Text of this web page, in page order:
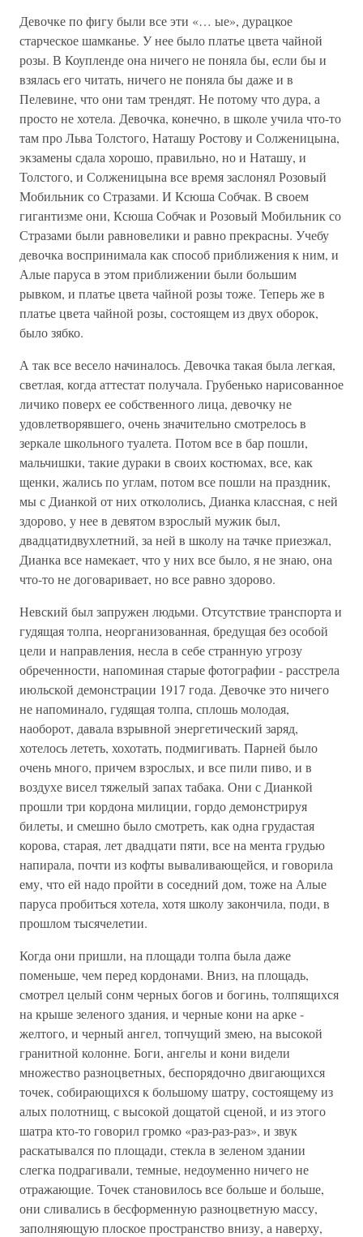
Девочке по фигу были все эти «… ые», дурацкое
старческое шамканье. У нее было платье цвета чайной
розы. В Коупленде она ничего не поняла бы, если бы и
взялась его читать, ничего не поняла бы даже и в
Пелевине, что они там трендят. Не потому что дура, а
просто не хотела. Девочка, конечно, в школе учила что-то
там про Льва Толстого, Наташу Ростову и Солженицына,
экзамены сдала хорошо, правильно, но и Наташу, и
Толстого, и Солженицына все время заслонял Розовый
Мобильник со Стразами. И Ксюша Собчак. В своем
гигантизме они, Ксюша Собчак и Розовый Мобильник со
Стразами были равновелики и равно прекрасны. Учебу
девочка воспринимала как способ приближения к ним, и
Алые паруса в этом приближении были большим
рывком, и платье цвета чайной розы тоже. Теперь же в
платье цвета чайной розы, состоящем из двух оборок,
было зябко.
А так все весело начиналось. Девочка такая была легкая,
светлая, когда аттестат получала. Грубенько нарисованное
личико поверх ее собственного лица, девочку не
удовлетворявшего, очень значительно смотрелось в
зеркале школьного туалета. Потом все в бар пошли,
мальчишки, такие дураки в своих костюмах, все, как
щенки, жались по углам, потом все пошли на праздник,
мы с Дианкой от них откололись, Дианка классная, с ней
здорово, у нее в девятом взрослый мужик был,
двадцатидвухлетний, за ней в школу на тачке приезжал,
Дианка все намекает, что у них все было, я не знаю, она
что-то не договаривает, но все равно здорово.
Невский был запружен людьми. Отсутствие транспорта и
гудящая толпа, неорганизованная, бредущая без особой
цели и направления, несла в себе странную угрозу
обреченности, напоминая старые фотографии - расстрела
июльской демонстрации 1917 года. Девочке это ничего
не напоминало, гудящая толпа, сплошь молодая,
наоборот, давала взрывной энергетический заряд,
хотелось лететь, хохотать, подмигивать. Парней было
очень много, причем взрослых, и все пили пиво, и в
воздухе висел тяжелый запах табака. Они с Дианкой
прошли три кордона милиции, гордо демонстрируя
билеты, и смешно было смотреть, как одна грудастая
корова, старая, лет двадцати пяти, все на мента грудью
напирала, почти из кофты вываливающейся, и говорила
ему, что ей надо пройти в соседний дом, тоже на Алые
паруса пробиться хотела, хотя школу закончила, поди, в
прошлом тысячелетии.
Когда они пришли, на площади толпа была даже
поменьше, чем перед кордонами. Вниз, на площадь,
смотрел целый сонм черных богов и богинь, толпящихся
на крыше зеленого здания, и черные кони на арке -
желтого, и черный ангел, топчущий змею, на высокой
гранитной колонне. Боги, ангелы и кони видели
множество разноцветных, беспорядочно двигающихся
точек, собирающихся к большому шатру, состоящему из
алых полотнищ, с высокой дощатой сценой, и из этого
шатра кто-то говорил громко «раз-раз-раз», и звук
раскатывался по площади, стекла в зеленом здании
слегка подрагивали, темные, недоуменно ничего не
отражающие. Точек становилось все больше и больше,
они сливались в бесформенную разноцветную массу,
заполняющую плоское пространство внизу, а наверху,